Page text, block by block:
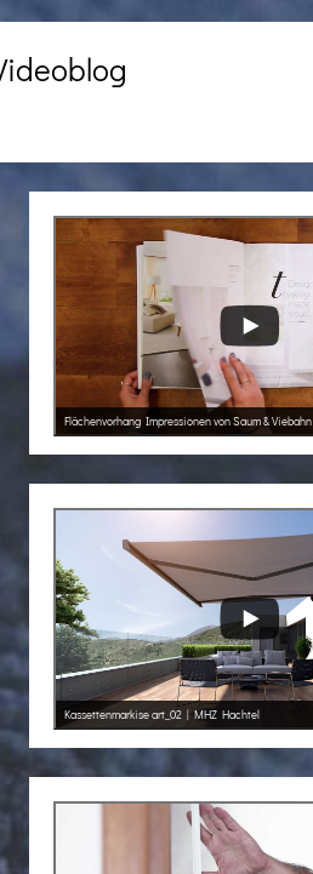
Flächenvorhang Impressionen von Saum & Viebahn
Kassettenmarkise art_02 | MHZ Hachtel